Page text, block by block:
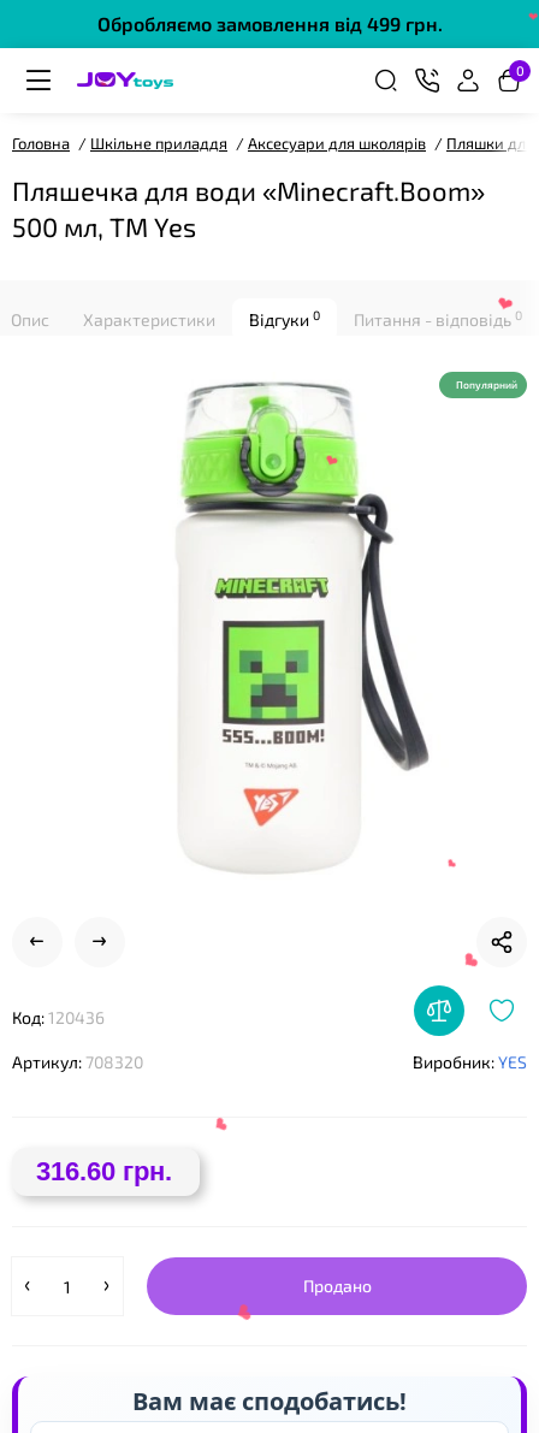
Обробляємо замовлення від 499 грн.
0
Головна Шкільне приладдя Аксесуари для школярів Пляшки для
Пляшечка для води «Minecraft.Boom»
500 мл, ТМ Yes
Опис Характеристики Відгуки 0 Питання - відповідь 0
Популярний
Код:120436
Артикул: 708320 Виробник:YES
316.60 грн.
Продано
Вам має сподобатись!
❤